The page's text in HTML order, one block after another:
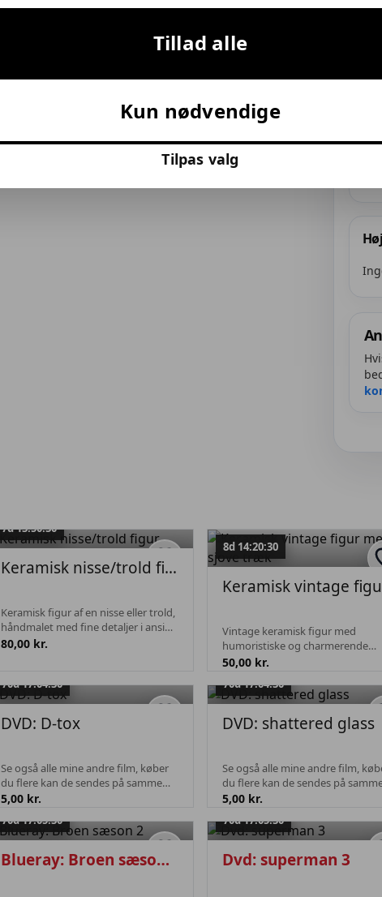
7d 13:50:30
Keramisk nisse/trold figur
Keramisk figur af en nisse eller trold,
håndmalet med fine detaljer i ansigt
og hår. Figuren står stabilt på
80,00 kr.
8d 14:20:30
Vintage keramisk figur med
humoristiske og charmerende
detaljer. Figuren fremstår med fin
tilføjer til dens retro- og
samlerappellen. En...
50,00 kr.
70d 17:04:30
DVD: D-tox
Se også alle mine andre film, køber
du flere kan de sendes på samme
fragt.
5,00 kr.
70d 17:04:30
DVD: shattered glass
Se også alle mine andre film,
du flere kan de sendes på
fragt.
5,00 kr.
70d 17:05:30
Blueray: Broen sæson 2
70d 17:05:30
Dvd: superman 3
Tillad alle
Kun nødvendige
Tilpas valg